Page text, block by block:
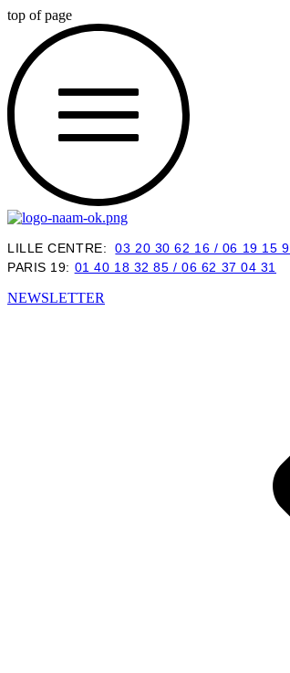
top of page
LILLE CENTRE:03 20 30 62 16 / 06 19 15
PARIS 19: 01 40 18 32 85 /06 62 37 04 31
NEWSLETTER